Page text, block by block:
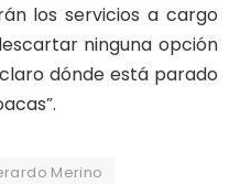
los servicios a cargo
ninguna opción
dónde está parado
Merino